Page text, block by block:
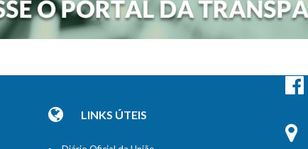
LINKS ÚTEIS